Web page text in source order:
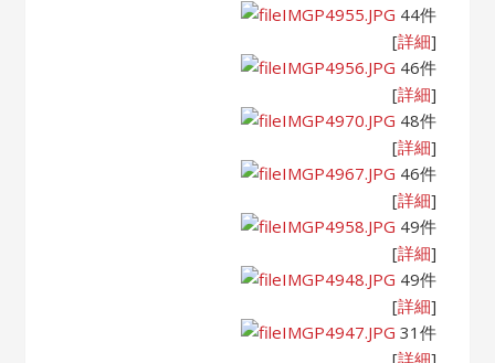
IMGP4955.JPG 44件
[詳細]
IMGP4956.JPG 46件
[詳細]
IMGP4970.JPG 48件
[詳細]
IMGP4967.JPG 46件
[詳細]
IMGP4958.JPG 49件
[詳細]
IMGP4948.JPG 49件
[詳細]
IMGP4947.JPG 31件
[詳細]